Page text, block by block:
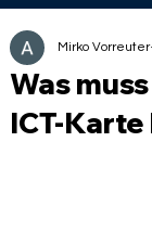
Was
ICT-
Mirko Vorreuter